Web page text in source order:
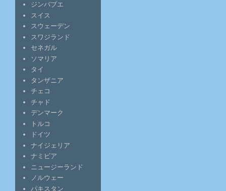
ジンバブエ
スイス
スウェーデン
スワジランド
セネガル
ソマリア
タイ
タンザニア
チェコ
チャド
デンマーク
トルコ
ドイツ
ナイジェリア
ナミビア
ニュージーランド
ノルウェー
パキスタン